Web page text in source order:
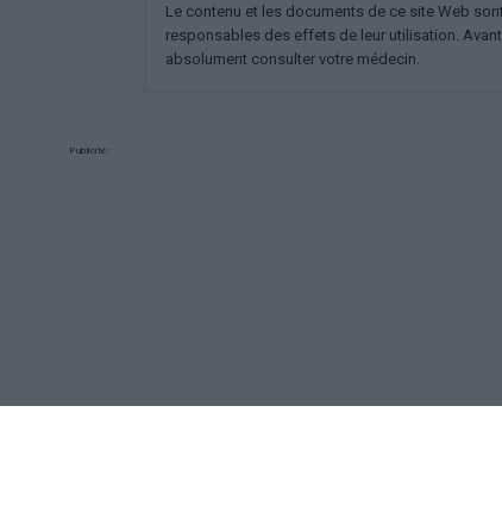
Le contenu et les documents de ce site Web
responsables des effets de leur utilisation.
absolument consulter votre médecin.
Publicité: